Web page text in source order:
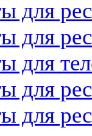
для
для
для
для
для